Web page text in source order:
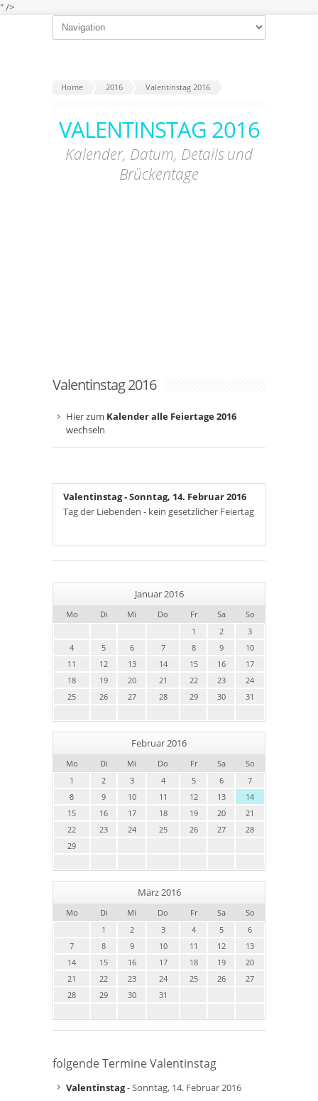
" />
Home 2016 Valentinstag 2016
VALENTINSTAG 2016
Kalender, Datum, Details und
Brückentage
Valentinstag 2016
Hier zum Kalender alle Feiertage 2016
wechseln
Valentinstag- Sonntag, 14. Februar 2016
Tag der Liebenden - kein gesetzlicher Feiertag
Januar 2016
Mo Di Mi Do Fr Sa
So
1
2
3
4
5 6 7 8 9
10
11
12 13 14 15 16
17
18
19 20 21 22 23
24
25
26 27 28 29 30 31
Februar 2016
Mo Di Mi Do Fr Sa
So
1
2 3 4 5 6
7
8
9 10 11 12 13
14
15
16 17 18 19 20
21
22
23 24 25 26 27
28
29
März 2016
Mo Di Mi Do Fr Sa
So
1
2 3 4 5
6
7
8 9 10 11 12
13
14
15 16 17 18 19
20
21
22 23 24 25 26
27
28
29 30 31
folgende Termine Valentinstag
Valentinstag- Sonntag, 14. Februar 2016